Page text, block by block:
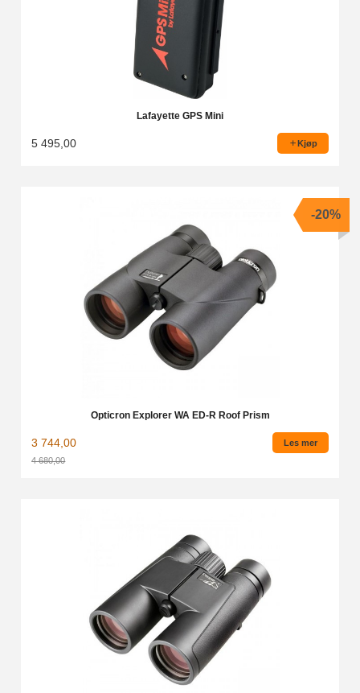
Lafayette GPS Mini
5 495,00 Kjøp
Opticron Explorer WA ED-R Roof Prism
3 744,00
4 680,00
-20%
Les mer